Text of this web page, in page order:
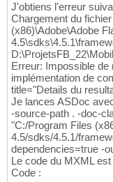
J'obtiens l'erreur
Chargement du
(x86)\Adobe\Adobe
Erreur: Impossible
implémentation de
title="Details du
Je lances ASDoc
-source-path . -doc-
"C:/Program Files
4.5/sdks/4.5.1/
dependencies=true -
Le code du MXML
Code :